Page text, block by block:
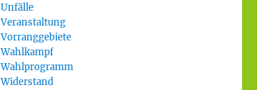
Unfälle
Veranstaltung
Vorranggebiete
Wahlkampf
Wahlprogramm
Widerstand